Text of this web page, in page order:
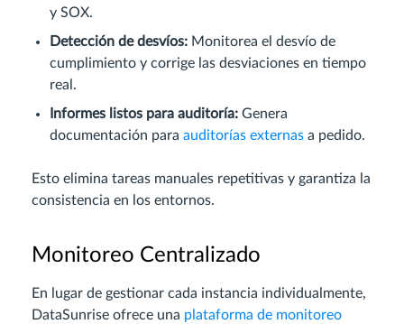
y SOX.
Detección de desvíos: Monitorea el desvío de
cumplimiento y corrige las desviaciones en tiempo
real.
Informes listos para auditoría: Genera
documentación para auditorías externas a pedido.
Esto elimina tareas manuales repetitivas y garantiza la
consistencia en los entornos.
Monitoreo Centralizado
En lugar de gestionar cada instancia individualmente,
DataSunrise ofrece una plataforma de monitoreo